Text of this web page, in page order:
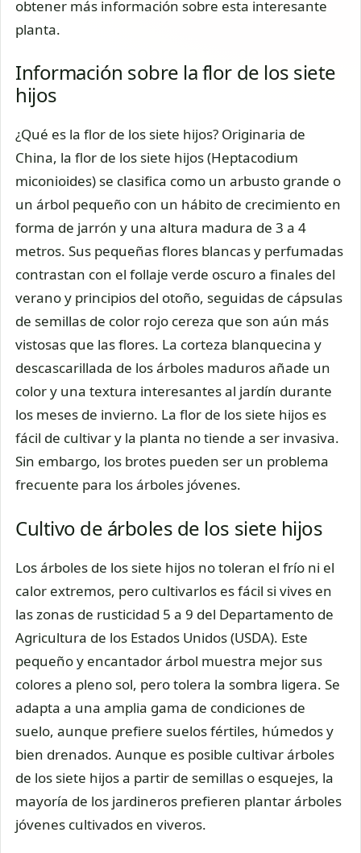
obtener más información sobre esta interesante
planta.
Información sobre la flor de los siete
hijos
¿Qué es la flor de los siete hijos? Originaria de
China, la flor de los siete hijos (Heptacodium
miconioides) se clasifica como un arbusto grande o
un árbol pequeño con un hábito de crecimiento en
forma de jarrón y una altura madura de 3 a 4
metros. Sus pequeñas flores blancas y perfumadas
contrastan con el follaje verde oscuro a finales del
verano y principios del otoño, seguidas de cápsulas
de semillas de color rojo cereza que son aún más
vistosas que las flores. La corteza blanquecina y
descascarillada de los árboles maduros añade un
color y una textura interesantes al jardín durante
los meses de invierno. La flor de los siete hijos es
fácil de cultivar y la planta no tiende a ser invasiva.
Sin embargo, los brotes pueden ser un problema
frecuente para los árboles jóvenes.
Cultivo de árboles de los siete hijos
Los árboles de los siete hijos no toleran el frío ni el
calor extremos, pero cultivarlos es fácil si vives en
las zonas de rusticidad 5 a 9 del Departamento de
Agricultura de los Estados Unidos (USDA). Este
pequeño y encantador árbol muestra mejor sus
colores a pleno sol, pero tolera la sombra ligera. Se
adapta a una amplia gama de condiciones de
suelo, aunque prefiere suelos fértiles, húmedos y
bien drenados. Aunque es posible cultivar árboles
de los siete hijos a partir de semillas o esquejes, la
mayoría de los jardineros prefieren plantar árboles
jóvenes cultivados en viveros.